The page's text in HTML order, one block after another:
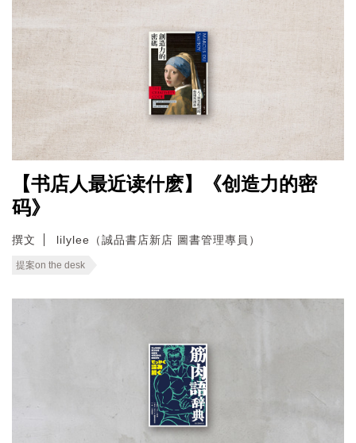
【书店人最近读什麽】《创造力的密
码》
撰文 lilylee（誠品書店新店 圖書管理專員）
提案on the desk